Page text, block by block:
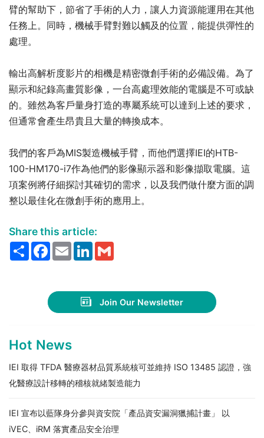
臂的幫助下，節省了手術的人力，讓人力資源能運用在其他
任務上。同時，機械手臂對難以觸及的位置，能提供彈性的
處理。
輸出高解析度影片的相機是精密微創手術的必備設備。為了
顯示和紀錄高畫質影像，一台高處理效能的電腦是不可或缺
的。雖然為客戶量身打造的專屬系統可以達到上述的要求，
但通常會產生昂貴且大量的轉換成本。
我們的客戶為MIS製造機械手臂，而他們選擇IEI的HTB-
100-HM170-i7作為他們的影像顯示器和影像擷取電腦。這
項案例將仔細探討其確切的需求，以及我們做什麼方面的調
整以最佳化在微創手術的應用上。
Share this article:
ShareFacebook
EmailLinkedIn
Join Our Newsletter
Hot News
IEI 取得 TFDA 醫療器材品質系統核可並維持 ISO 13485 認證，強
化醫療設計移轉的稽核就緒製造能力
IEI 宣布以藍隊身分參與資安院「產品資安漏洞獵捕計畫」 以
iVEC、iRM 落實產品安全治理